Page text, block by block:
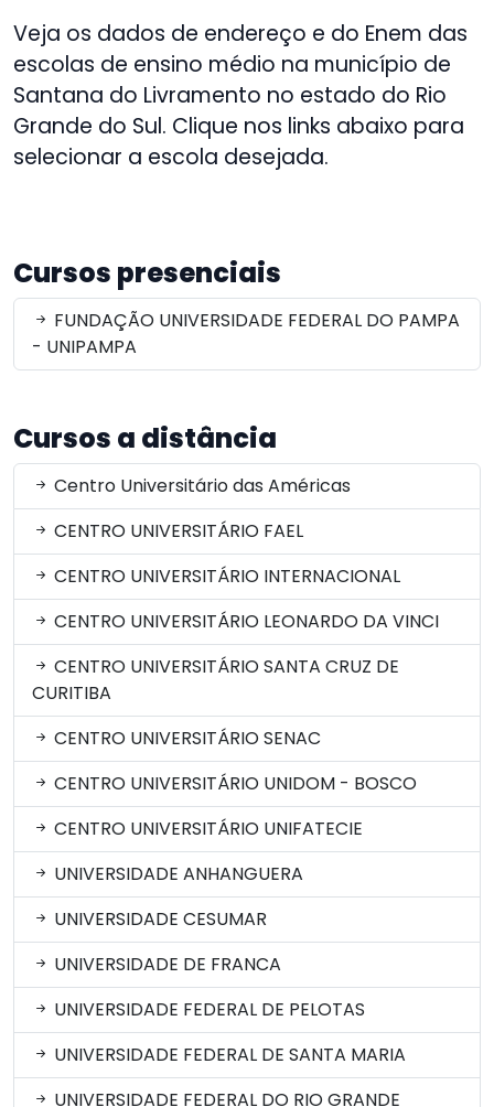
Veja os dados de endereço e do Enem das
escolas de ensino médio na município de
Santana do Livramento no estado do Rio
Grande do Sul. Clique nos links abaixo para
selecionar a escola desejada.
Cursos presenciais
FUNDAÇÃO UNIVERSIDADE FEDERAL DO PAMPA
- UNIPAMPA
Cursos a distância
Centro Universitário das Américas
CENTRO UNIVERSITÁRIO FAEL
CENTRO UNIVERSITÁRIO INTERNACIONAL
CENTRO UNIVERSITÁRIO LEONARDO DA VINCI
CENTRO UNIVERSITÁRIO SANTA CRUZ DE
CURITIBA
CENTRO UNIVERSITÁRIO SENAC
CENTRO UNIVERSITÁRIO UNIDOM - BOSCO
CENTRO UNIVERSITÁRIO UNIFATECIE
UNIVERSIDADE ANHANGUERA
UNIVERSIDADE CESUMAR
UNIVERSIDADE DE FRANCA
UNIVERSIDADE FEDERAL DE PELOTAS
UNIVERSIDADE FEDERAL DE SANTA MARIA
UNIVERSIDADE FEDERAL DO RIO GRANDE